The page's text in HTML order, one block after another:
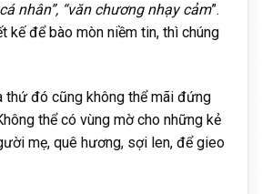
nhân”, “văn chương nhạy cảm”.
kế để bào mòn niềm tin, thì chúng
thứ đó cũng không thể mãi đứng
thể có vùng mờ cho những kẻ
mẹ, quê hương, sợi len, để gieo